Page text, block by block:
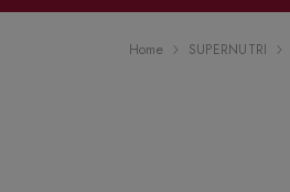
Home SUPERNUTRI